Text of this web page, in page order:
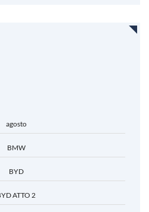
agosto
BMW
BYD
ATTO 2